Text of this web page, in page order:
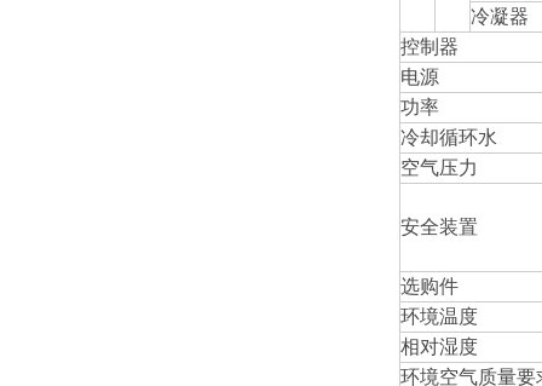
冷凝器
控制器
电源
功率
冷却循环水
空气压力
安全装置
选购件
环境温度
相对湿度
环境空气质量要